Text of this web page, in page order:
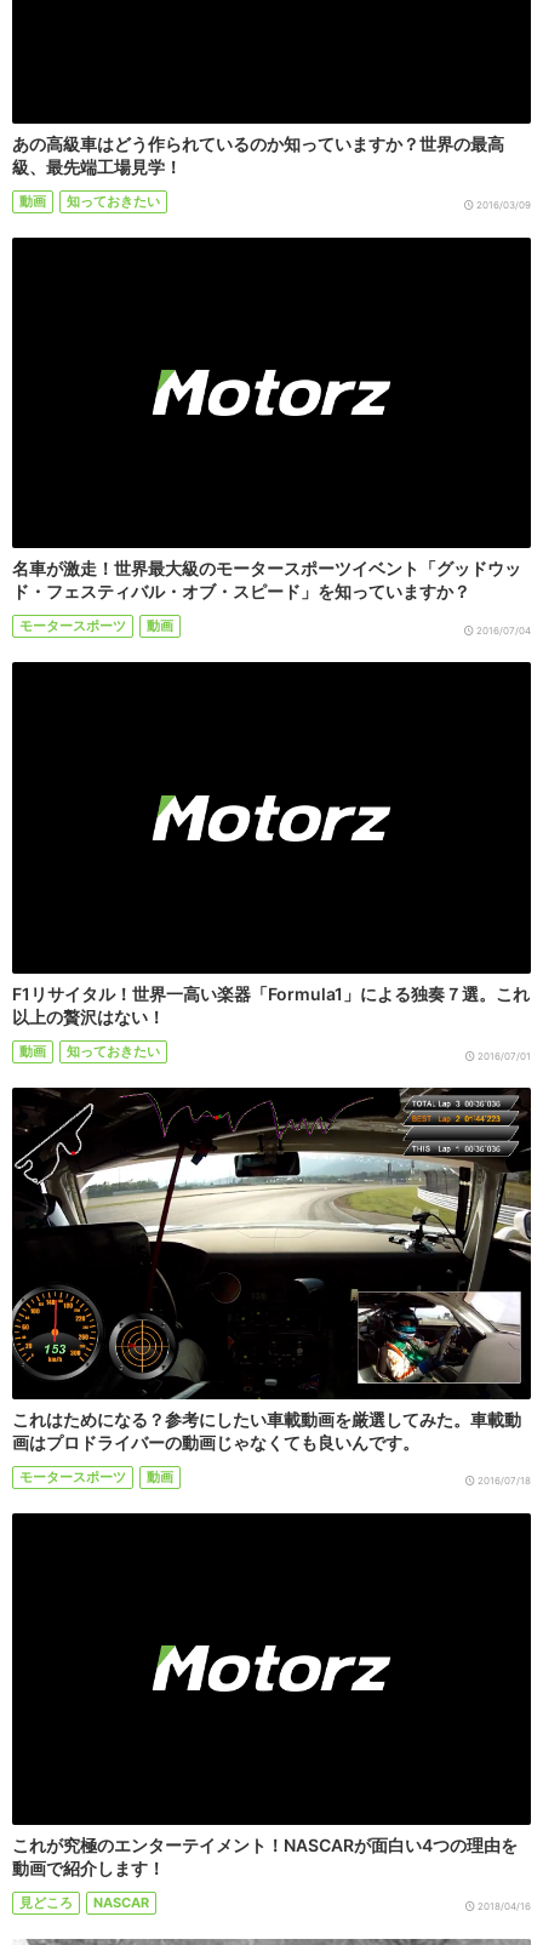
あの高級車はどう作られているのか知っていますか？世界の最高
級、最先端工場見学！
動画 知っておきたい 2016/03/09
名車が激走！世界最大級のモータースポーツイベント「グッドウッ
ド・フェスティバル・オブ・スピード」を知っていますか？
モータースポーツ 動画 2016/07/04
F1リサイタル！世界一高い楽器「Formula1」による独奏７選。これ
以上の贅沢はない！
動画 知っておきたい 2016/07/01
これはためになる？参考にしたい車載動画を厳選してみた。車載動
画はプロドライバーの動画じゃなくても良いんです。
モータースポーツ 動画 2016/07/18
これが究極のエンターテイメント！NASCARが面白い4つの理由を
動画で紹介します！
見どころ NASCAR 2018/04/16